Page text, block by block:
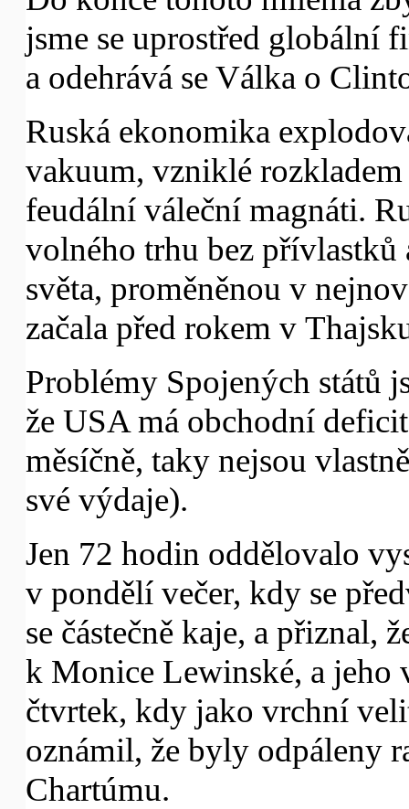
jsme se uprostřed globální
a odehrává se Válka o
Ruská ekonomika
vakuum, vzniklé
feudální váleční magnáti.
volného trhu bez přívlastků
světa, proměněnou v
začala před rokem v
Problémy Spojených států
že USA má obchodní
měsíčně, taky nejsou
své výdaje).
Jen 72 hodin oddělovalo
v pondělí večer, kdy se
se částečně kaje, a přiznal,
k Monice Lewinské, a jeho
čtvrtek, kdy jako vrchní
oznámil, že byly odpáleny
Chartúmu.